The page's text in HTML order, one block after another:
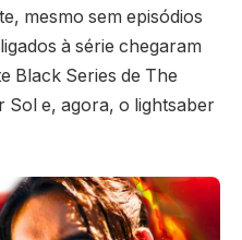
mesmo sem episódios
à série chegaram
Black Series de The
Sol e, agora, o lightsaber